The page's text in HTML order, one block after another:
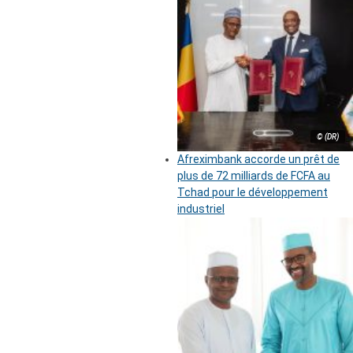
© (DR)
Afreximbank accorde un prêt de
plus de 72 milliards de FCFA au
Tchad pour le développement
industriel